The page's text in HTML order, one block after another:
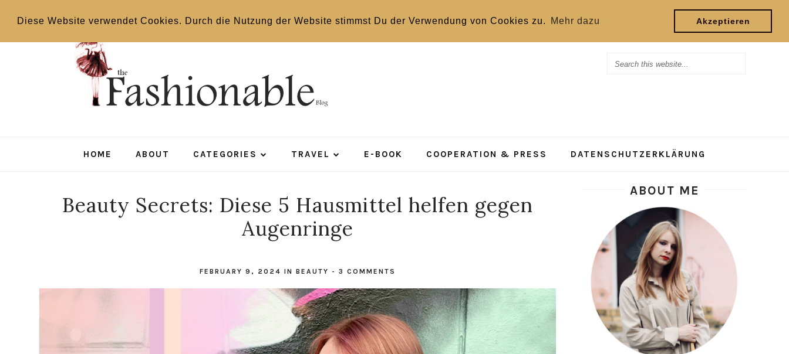
Diese Website verwendet Cookies. Durch die Nutzung der Website stimmst Du der Verwendung von Cookies zu. Mehr dazu Akzeptieren
HOME ABOUT CATEGORIES TRAVEL E-BOOK COOPERATION & PRESS DATENSCHUTZERKLÄRUNG
Beauty Secrets: Diese 5 Hausmittel helfen gegen
Augenringe
FEBRUARY 9, 2024 IN BEAUTY - 3 COMMENTS
ABOUT ME